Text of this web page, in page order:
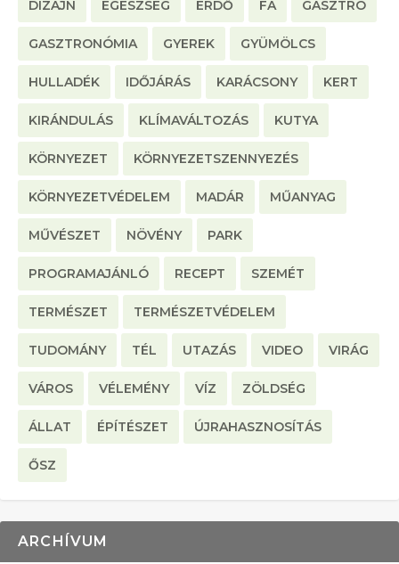
DIZÁJN EGÉSZSÉG ERDŐ FA GASZTRO
GASZTRONÓMIA GYEREK GYÜMÖLCS
HULLADÉK IDŐJÁRÁS KARÁCSONY KERT
KIRÁNDULÁS KLÍMAVÁLTOZÁS KUTYA
KÖRNYEZET KÖRNYEZETSZENNYEZÉS
KÖRNYEZETVÉDELEM MADÁR MŰANYAG
MŰVÉSZET NÖVÉNY PARK
PROGRAMAJÁNLÓ RECEPT SZEMÉT
TERMÉSZET TERMÉSZETVÉDELEM
TUDOMÁNY TÉL UTAZÁS VIDEO VIRÁG
VÁROS VÉLEMÉNY VÍZ ZÖLDSÉG
ÁLLAT ÉPÍTÉSZET ÚJRAHASZNOSÍTÁS
ŐSZ
ARCHÍVUM